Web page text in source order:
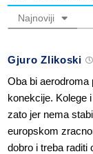
Najnoviji
Gjuro Zlikoski
Oba bi aerodroma
konekcije. Kolege
zato jer nema
europskom
dobro i treba raditi